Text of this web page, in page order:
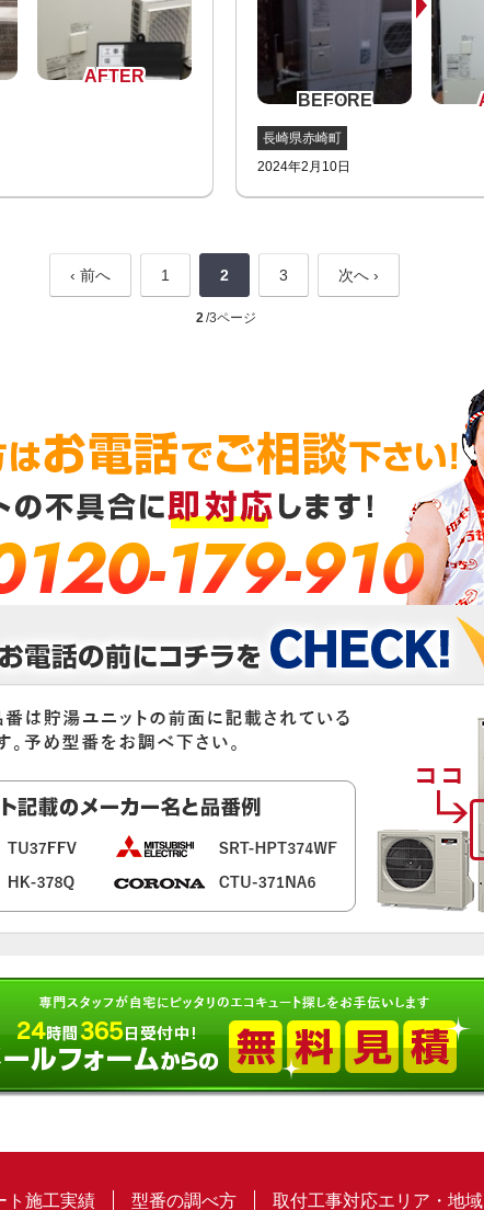
長崎県赤崎町
2024年2月10日
‹ 前へ 1 2 3 次へ ›
2 /3ページ
179-910
ト施工実績 型番の調べ方 取付工事対応エリア・地域